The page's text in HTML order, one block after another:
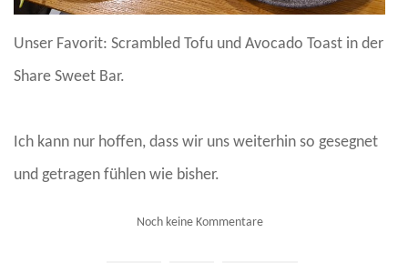
Unser Favorit: Scrambled Tofu und Avocado Toast in der
Share Sweet Bar.
Ich kann nur hoffen, dass wir uns weiterhin so gesegnet
und getragen fühlen wie bisher.
Noch keine Kommentare